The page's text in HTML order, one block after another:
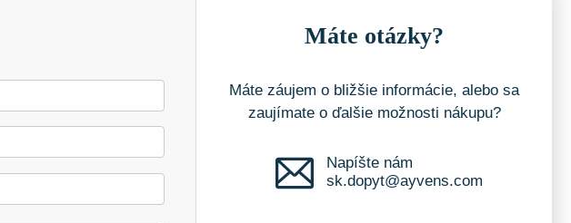
Máte otázky?
Máte záujem o bližšie informácie, alebo sa
zaujímate o ďalšie možnosti nákupu?
Napíšte nám
sk.dopyt@ayvens.com